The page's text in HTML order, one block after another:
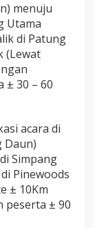
menuju
Utama
di Patung
(Lewat
30 – 60
acara di
Daun)
Simpang
Pinewoods
± 10Km
peserta ± 90